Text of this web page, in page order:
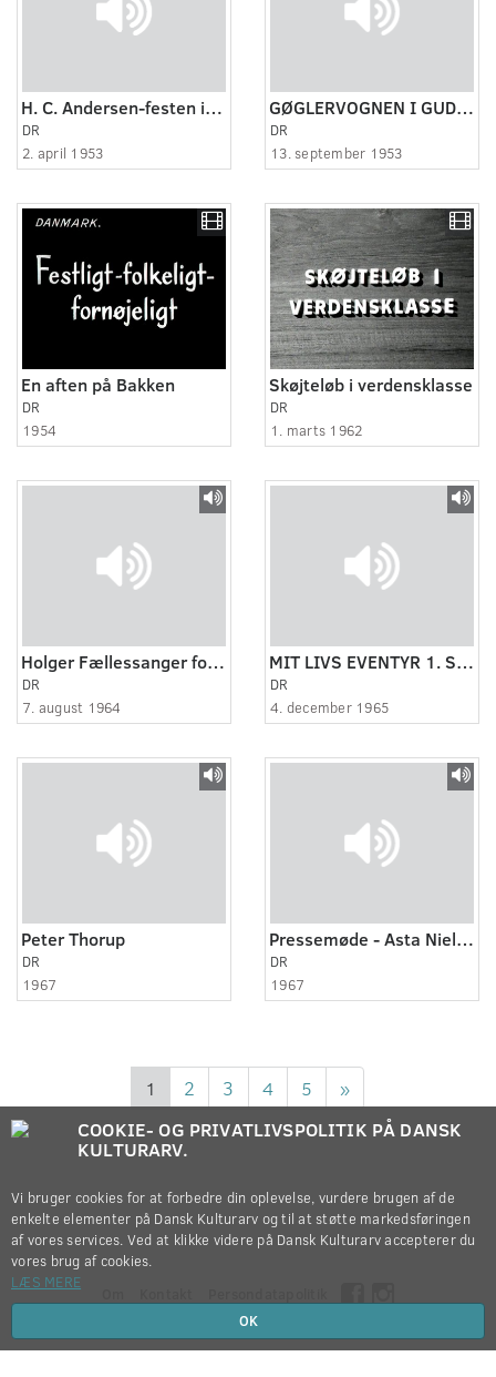
H. C. Andersen-festen i Odense
DR
2. april 1953
GØGLERVOGNEN I GUDENÅDALEN
DR
13. september 1953
En aften på Bakken
DR
1954
Skøjteløb i verdensklasse
DR
1. marts 1962
Holger Fællessanger fortæller om sin karriere.
DR
7. august 1964
MIT LIVS EVENTYR 1. STIG LOMMER.
DR
4. december 1965
Peter Thorup
DR
1967
Pressemøde - Asta Nielsen
DR
1967
1 2 3 4 5 »
Copyright © 2012-2026
COOKIE- OG PRIVATLIVSPOLITIK PÅ DANSK
KULTURARV.
Vi bruger cookies for at forbedre din oplevelse, vurdere brugen af de
enkelte elementer på Dansk Kulturarv og til at støtte markedsføringen
af vores services. Ved at klikke videre på Dansk Kulturarv accepterer du
vores brug af cookies.
LÆS MERE
OK